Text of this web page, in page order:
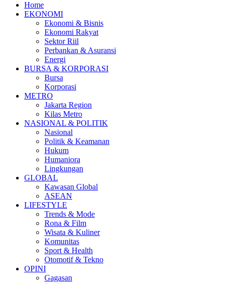
Home
EKONOMI
Ekonomi & Bisnis
Ekonomi Rakyat
Sektor Riil
Perbankan & Asuransi
Energi
BURSA & KORPORASI
Bursa
Korporasi
METRO
Jakarta Region
Kilas Metro
NASIONAL & POLITIK
Nasional
Politik & Keamanan
Hukum
Humaniora
Lingkungan
GLOBAL
Kawasan Global
ASEAN
LIFESTYLE
Trends & Mode
Rona & Film
Wisata & Kuliner
Komunitas
Sport & Health
Otomotif & Tekno
OPINI
Gagasan